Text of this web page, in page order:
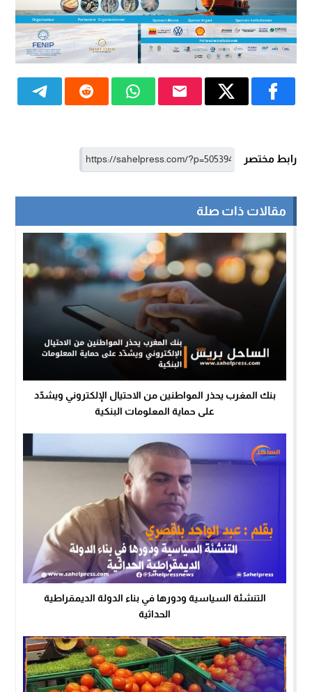
رابط مختصر
مقالات ذات صلة
بنك المغرب يحذر المواطنين من الاحتيال الإلكتروني ويشدّد
على حماية المعلومات البنكية
التنشئة السياسية ودورها في بناء الدولة الديمقراطية
الحداثية